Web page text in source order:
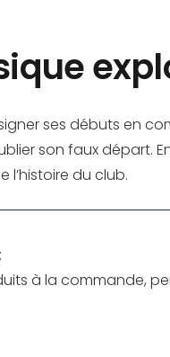
ses débuts en
son faux départ.
l’histoire du club.
:
à la commande,